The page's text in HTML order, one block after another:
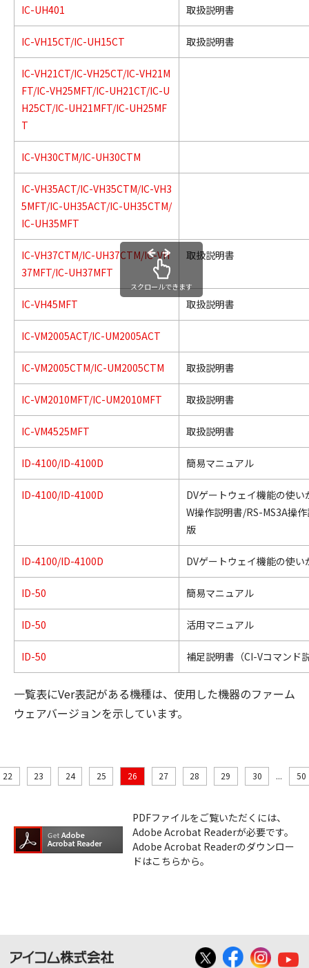
IC-UH401 取扱説明書
IC-VH15CT/IC-UH15CT 取扱説明書
IC-VH21CT/IC-VH25CT/IC-VH21M
FT/IC-VH25MFT/IC-UH21CT/IC-U
H25CT/IC-UH21MFT/IC-UH25MF
T
IC-VH30CTM/IC-UH30CTM
IC-VH35ACT/IC-VH35CTM/IC-VH3
5MFT/IC-UH35ACT/IC-UH35CTM/
IC-UH35MFT
IC-VH37CTM/IC-UH37CTM/IC-VH
37MFT/IC-UH37MFT
取扱説明書
IC-VH45MFT 取扱説明書
IC-VM2005ACT/IC-UM2005ACT
IC-VM2005CTM/IC-UM2005CTM 取扱説明書
IC-VM2010MFT/IC-UM2010MFT 取扱説明書
IC-VM4525MFT 取扱説明書
ID-4100/ID-4100D 簡易マニュアル
ID-4100/ID-4100D
DVゲートウェイ機能の使い
W操作説明書/RS-MS3A操
版
ID-4100/ID-4100D DVゲートウェイ機能の使い
ID-50 簡易マニュアル
ID-50 活用マニュアル
ID-50 補足説明書（CI-Vコマンド
スクロールできます
一覧表にVer表記がある機種は、使用した機器のファーム
ウェアバージョンを示しています。
22 23 24 25 26 27 28 29 30 ... 50
PDFファイルをご覧いただくには、
Adobe Acrobat Readerが必要です。
Adobe Acrobat Readerのダウンロー
ドはこちらから。